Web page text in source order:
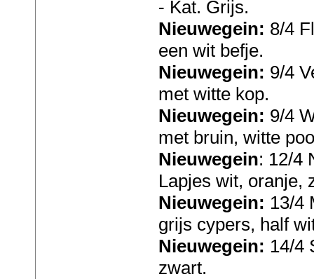
- Kat. Grijs.
Nieuwegein: 8/4
een wit befje.
Nieuwegein: 9/4
met witte kop.
Nieuwegein: 9/4
met bruin, witte
Nieuwegein: 12/4
Lapjes wit, oranje,
Nieuwegein: 13/4
grijs cypers, half
Nieuwegein: 14/4
zwart.